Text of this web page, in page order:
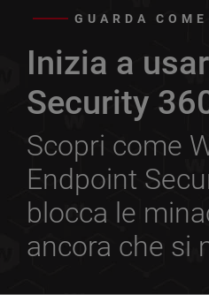
GUARDA
Inizia a
Security
Scopri come
Endpoint
blocca le
ancora che si